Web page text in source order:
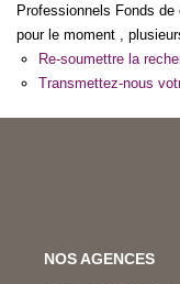
Créer une
Professionnels Fonds
pour le moment ,
Re-soumettre la
Transmettez-nous
NOS AGENCES